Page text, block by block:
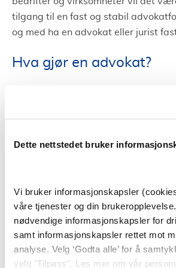
Dette nettstedet bruker
Vi bruker informasjonskapsler
våre tjenester og din
nødvendige informasjonskapsler for
samt informasjonskapsler rettet mot
analyse. Velg ‘Godta alle’ for å
velg "Tilpass". Les mer om vår
tilgang til en fast og stabil
og med ha en advokat eller jurist
Hva gjør en advokat?
En advokat gir juridisk rådgivning, i
forhandle på vegne av klienter og
en klients sak og gir råd om hvordan
områder. På bakgrunn av dette har
ofte flere dyktige advokater
kan et advokatfirma i Notodden
forskjellige saker da de har
kunnskap innen ulike områder.